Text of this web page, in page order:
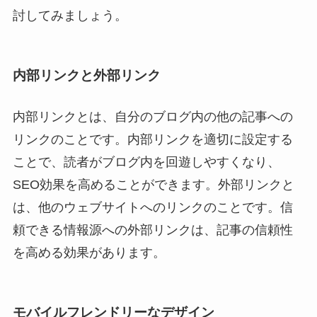
討してみましょう。
内部リンクと外部リンク
内部リンクとは、自分のブログ内の他の記事への
リンクのことです。内部リンクを適切に設定する
ことで、読者がブログ内を回遊しやすくなり、
SEO効果を高めることができます。外部リンクと
は、他のウェブサイトへのリンクのことです。信
頼できる情報源への外部リンクは、記事の信頼性
を高める効果があります。
モバイルフレンドリーなデザイン